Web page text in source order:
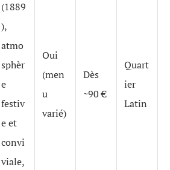
(1889
),
atmo
sphèr
e
festiv
e et
convi
viale,
Oui
(men
u
varié)
Dès
~90 €
Quart
ier
Latin